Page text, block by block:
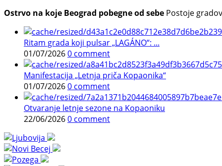
Ostrvo na koje Beograd pobegne od sebe Postoje
Ritam grada koji pulsar „LAGÁNO“: ...
01/07/20260 comment
Manifestacija „Letnja priča Kopaonika“
01/07/20260 comment
Otvaranje letnje sezone na Kopaoniku
22/06/20260 comment